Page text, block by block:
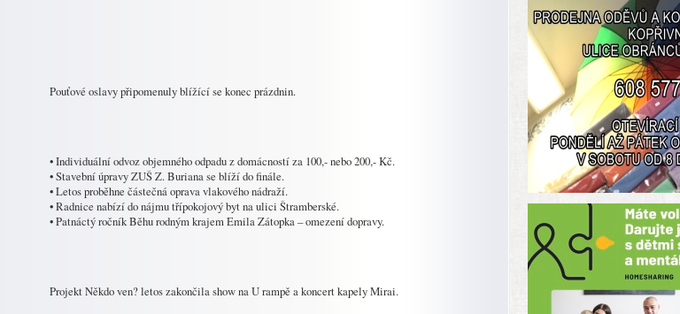
Pouťové oslavy připomenuly blížící se konec prázdnin.
• Individuální odvoz objemného odpadu z domácností za 100,- nebo 200,- Kč.
• Stavební úpravy ZUŠ Z. Buriana se blíží do finále.
• Letos proběhne částečná oprava vlakového nádraží.
• Radnice nabízí do nájmu třípokojový byt na ulici Štramberské.
• Patnáctý ročník Běhu rodným krajem Emila Zátopka – omezení dopravy.
Projekt Někdo ven? letos zakončila show na U rampě a koncert kapely Mirai.